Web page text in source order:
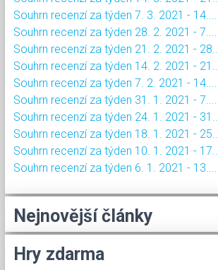
Souhrn recenzí za týden 7. 3. 2021 - 14....
Souhrn recenzí za týden 28. 2. 2021 - 7....
Souhrn recenzí za týden 21. 2. 2021 - 28....
Souhrn recenzí za týden 14. 2. 2021 - 21....
Souhrn recenzí za týden 7. 2. 2021 - 14....
Souhrn recenzí za týden 31. 1. 2021 - 7....
Souhrn recenzí za týden 24. 1. 2021 - 31....
Souhrn recenzí za týden 18. 1. 2021 - 25....
Souhrn recenzí za týden 10. 1. 2021 - 17....
Souhrn recenzí za týden 6. 1. 2021 - 13....
Nejnovější články
Hry zdarma